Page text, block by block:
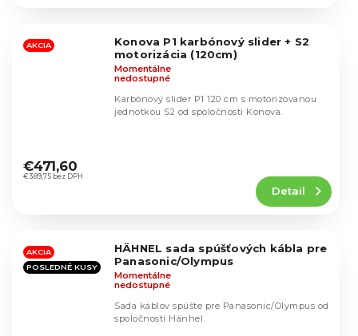
hviezdičiek.
AKCIA
Konova P1 karbónový slider + S2
motorizácia (120cm)
hodnotenie
produktu
hviezdičiek.
Momentálne
nedostupné
€389,75 bez DPH
€471,60
Detail
Karbónový slider P1 120 cm s motorizovanou
jednotkou S2 od spoločnosti Konova.
AKCIA
POSLEDNÉ KUSY
HÄHNEL sada spúšťových kábla pre
Panasonic/Olympus
Momentálne
nedostupné
Sada káblov spúšte pre Panasonic/Olympus od
spoločnosti Hänhel.